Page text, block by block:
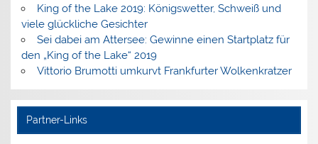
King of the Lake 2019: Königswetter, Schweiß und
viele glückliche Gesichter
Sei dabei am Attersee: Gewinne einen Startplatz für
den „King of the Lake“ 2019
Vittorio Brumotti umkurvt Frankfurter Wolkenkratzer
Partner-Links